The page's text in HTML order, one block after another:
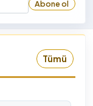
2026
Abone ol
Tümü